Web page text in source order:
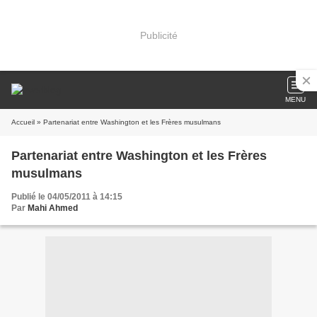
Publicité
MENU
Accueil » Partenariat entre Washington et les Frères musulmans
Partenariat entre Washington et les Frères
musulmans
Publié le 04/05/2011 à 14:15
Par Mahi Ahmed